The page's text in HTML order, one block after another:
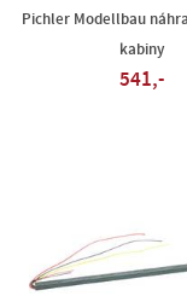
Pichler Modellbau
kabiny
541,-